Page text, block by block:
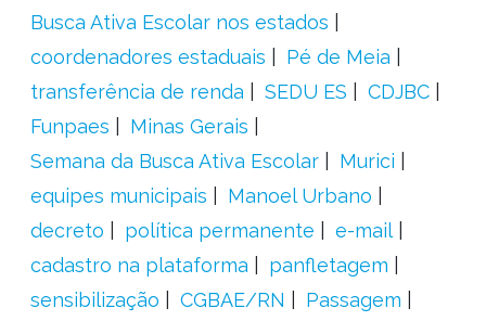
Busca Ativa Escolar nos estados
coordenadores estaduais
Pé de Meia
transferência de renda
SEDU ES
CDJBC
Funpaes
Minas Gerais
Semana da Busca Ativa Escolar
Murici
equipes municipais
Manoel Urbano
decreto
política permanente
e-mail
cadastro na plataforma
panfletagem
sensibilização
CGBAE/RN
Passagem